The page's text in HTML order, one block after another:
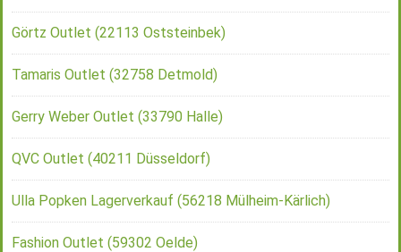
Görtz Outlet (22113 Oststeinbek)
Tamaris Outlet (32758 Detmold)
Gerry Weber Outlet (33790 Halle)
QVC Outlet (40211 Düsseldorf)
Ulla Popken Lagerverkauf (56218 Mülheim-Kärlich)
Fashion Outlet (59302 Oelde)